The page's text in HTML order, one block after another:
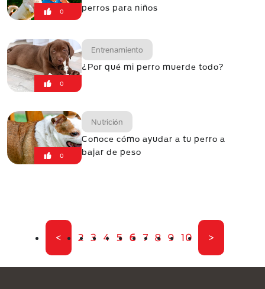
0
perros para niños
0
Entrenamiento
¿Por qué mi perro muerde todo?
0
Nutrición
Conoce cómo ayudar a tu perro a
bajar de peso
Primera página
< Página
2 Página
3 Página
4 Página
5 Página actual
6 Página
7 Página
8 Página
9 Página
10 Última
>